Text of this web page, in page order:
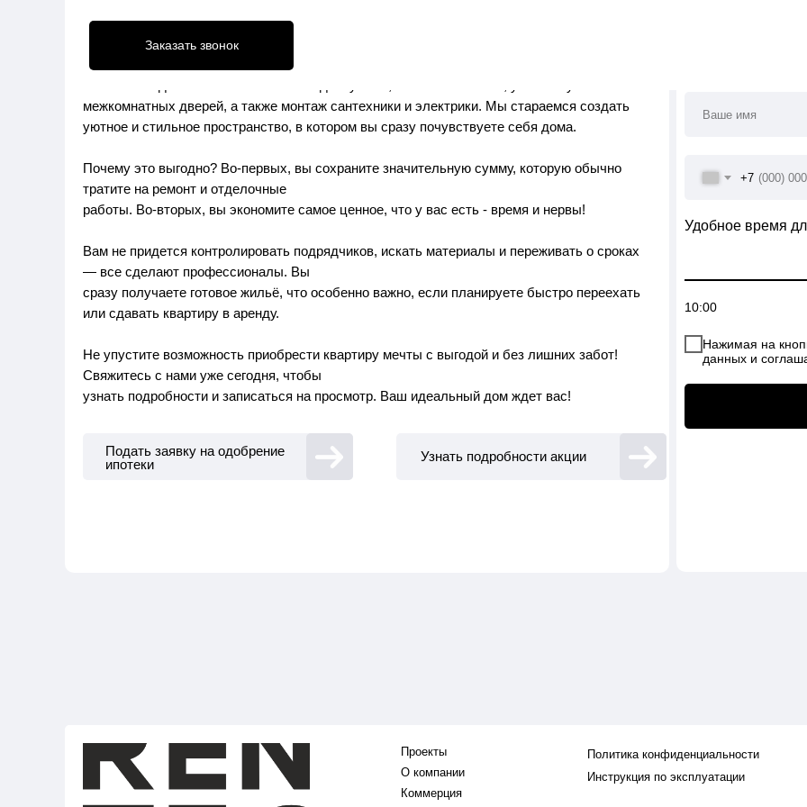
Заказать звонок
+7
Удобное время
10:00
Нажимая на
данных и
Подать заявку на одобрение
ипотеки
Узнать подробности акции
Это значит, что вам не придется тратить время и деньги на ремонт — ваша новая квартира
уже готова к проживанию!
межкомнатных дверей, а также монтаж сантехники и электрики. Мы стараемся создать
уютное и стильное пространство, в котором вы сразу почувствуете себя дома.
Почему это выгодно? Во-первых, вы сохраните значительную сумму, которую обычно
тратите на ремонт и отделочные
работы. Во-вторых, вы экономите самое ценное, что у вас есть - время и нервы!
Вам не придется контролировать подрядчиков, искать материалы и переживать о сроках
— все сделают профессионалы. Вы
сразу получаете готовое жильё, что особенно важно, если планируете быстро переехать
или сдавать квартиру в аренду.
Не упустите возможность приобрести квартиру мечты с выгодой и без лишних забот!
Свяжитесь с нами уже сегодня, чтобы
узнать подробности и записаться на просмотр. Ваш идеальный дом ждет вас!
Политика конфиденциальности
Инструкция по эксплуатации
Коммерция
О компании
Проекты